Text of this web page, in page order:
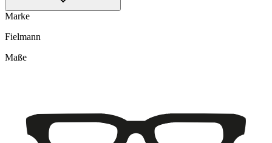
Marke
Fielmann
Maße